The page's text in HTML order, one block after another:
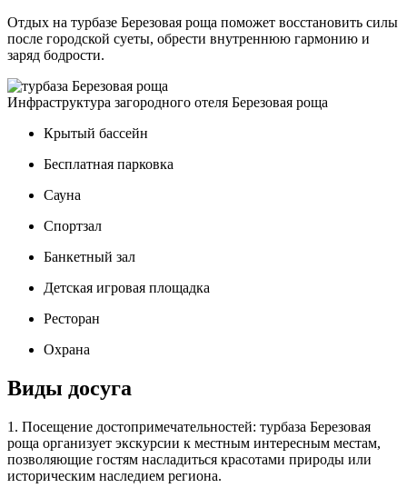
Отдых на турбазе Березовая роща поможет восстановить силы
после городской суеты, обрести внутреннюю гармонию и
заряд бодрости.
Инфраструктура загородного отеля Березовая роща
Крытый бассейн
Бесплатная парковка
Сауна
Спортзал
Банкетный зал
Детская игровая площадка
Ресторан
Охрана
Виды досуга
1. Посещение достопримечательностей: турбаза Березовая
роща организует экскурсии к местным интересным местам,
позволяющие гостям насладиться красотами природы или
историческим наследием региона.